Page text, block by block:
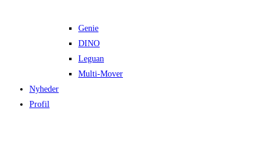
Genie
DINO
Leguan
Multi-Mover
Nyheder
Profil